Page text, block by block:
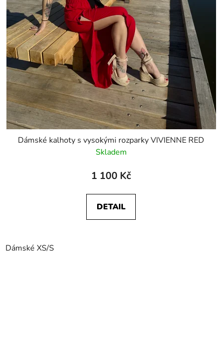
Dámské kalhoty s vysokými rozparky VIVIENNE RED
Skladem
1 100 Kč
DETAIL
Dámské XS/S